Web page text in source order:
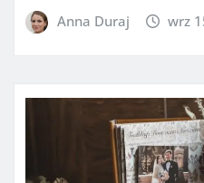
Anna Duraj wrz